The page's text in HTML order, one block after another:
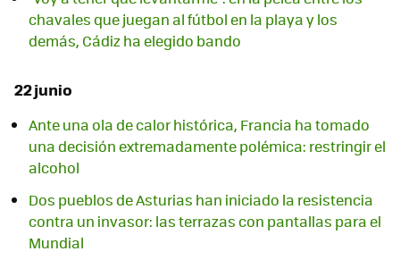
chavales que juegan al fútbol en la playa y los
demás, Cádiz ha elegido bando
22 junio
Ante una ola de calor histórica, Francia ha tomado
una decisión extremadamente polémica: restringir el
alcohol
Dos pueblos de Asturias han iniciado la resistencia
contra un invasor: las terrazas con pantallas para el
Mundial